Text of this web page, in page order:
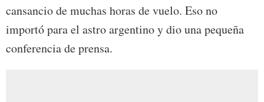
cansancio de muchas horas de vuelo. Eso no
importó para el astro argentino y dio una pequeña
conferencia de prensa.